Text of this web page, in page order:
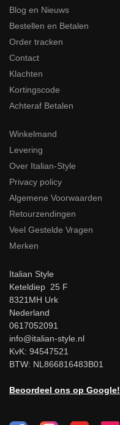
Blog en Nieuws
Bestellen en Betalen
Order tracken
Contact
Klachten
Kortingscode
Achteraf Betalen
Winkelmand
Levering
Over Italian-Style
Privacy policy
Algemene Voorwaarden
Retourzendingen
Veel Gestelde Vragen
Merken
Italian Style
Keteldiep 25 F
8321MH Urk
Nederland
0617052091
info@italian-style.nl
KvK: 94547521
BTW: NL866816483B01
Beoordeel ons op Google!